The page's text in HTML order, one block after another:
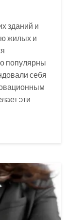
зданий и
жилых и
популярны
себя
эти